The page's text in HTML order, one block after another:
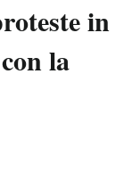
in
la